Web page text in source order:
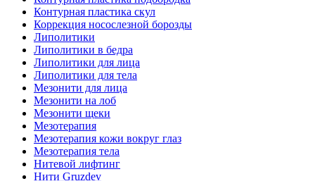
Контурная пластика скул
Коррекция носослезной борозды
Липолитики
Липолитики в бедра
Липолитики для лица
Липолитики для тела
Мезонити для лица
Мезонити на лоб
Мезонити щеки
Мезотерапия
Мезотерапия кожи вокруг глаз
Мезотерапия тела
Нитевой лифтинг
Нити Gruzdev